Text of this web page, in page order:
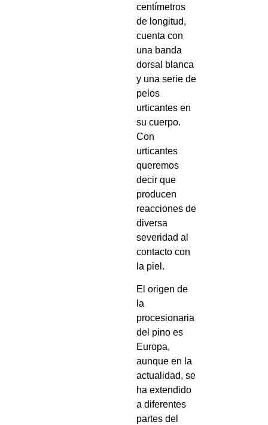
centímetros
de longitud,
cuenta con
una banda
dorsal blanca
y una serie de
pelos
urticantes en
su cuerpo.
Con
urticantes
queremos
decir que
producen
reacciones de
diversa
severidad al
contacto con
la piel.
El origen de
la
procesionaria
del pino es
Europa,
aunque en la
actualidad, se
ha extendido
a diferentes
partes del